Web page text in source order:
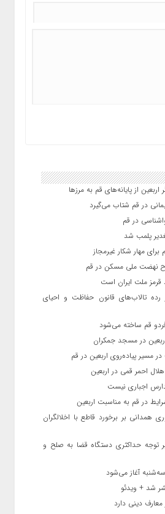
در قم شتاب می‌گیرد
در قم
پلمب شد
مهار شکار غیرمجاز
ملت ایران است
تالاب‌های قانون حفاظت و احیای
قم ساخته می‌شود
اجباری نیست
همدانی بر برخورد قاطع با اخلالگران
توجه حداکثری دستگاه قضا به صلح و
آغاز می‌شود
شد + ویدئو
معارف دینی دارد